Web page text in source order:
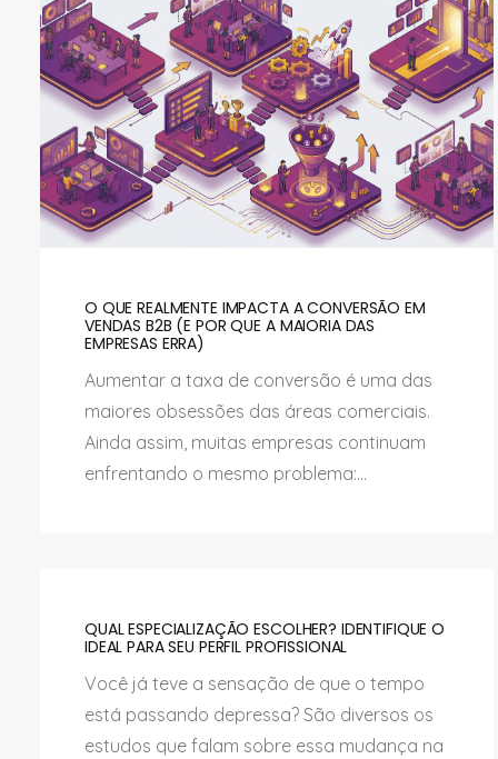
O QUE REALMENTE IMPACTA A CONVERSÃO EM
VENDAS B2B (E POR QUE A MAIORIA DAS
EMPRESAS ERRA)
Aumentar a taxa de conversão é uma das
maiores obsessões das áreas comerciais.
Ainda assim, muitas empresas continuam
enfrentando o mesmo problema:...
QUAL ESPECIALIZAÇÃO ESCOLHER? IDENTIFIQUE O
IDEAL PARA SEU PERFIL PROFISSIONAL
Você já teve a sensação de que o tempo
está passando depressa? São diversos os
estudos que falam sobre essa mudança na